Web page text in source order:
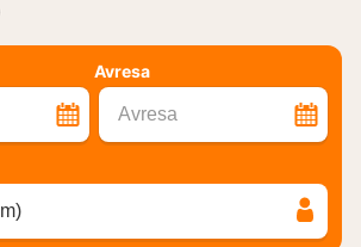
Avresa
Avresa